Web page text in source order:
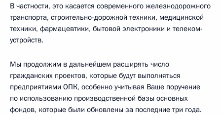
В частности, это касается современного железнодорожного
транспорта, строительно-дорожной техники, медицинской
техники, фармацевтики, бытовой электроники и телеком-
устройств.
Мы продолжим в дальнейшем расширять число
гражданских проектов, которые будут выполняться
предприятиями ОПК, особенно учитывая Ваше поручение
по использованию производственной базы основных
фондов, которые были обновлены за последние три года.